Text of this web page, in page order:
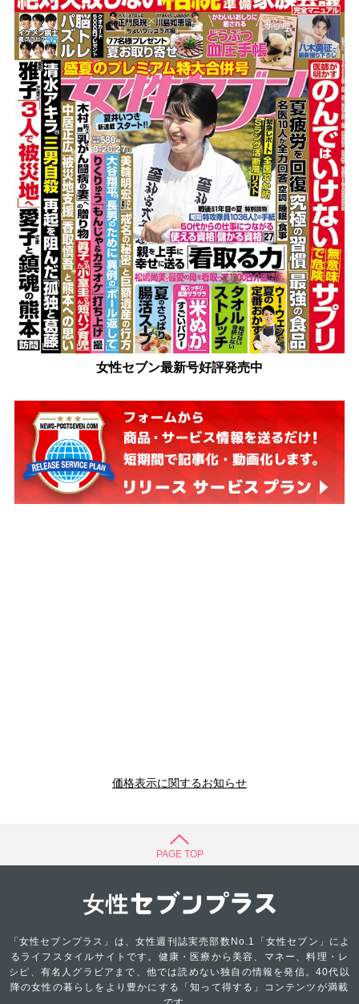
女性セブン最新号好評発売中
価格表示に関するお知らせ
PAGE TOP
「女性セブンプラス」は、女性週刊誌実売部数No.1「女性セブン」によ
るライフスタイルサイトです。健康・医療から美容、マネー、料理・レ
シピ、有名人グラビアまで、他では読めない独自の情報を発信。40代以
降の女性の暮らしをより豊かにする「知って得する」コンテンツが満載